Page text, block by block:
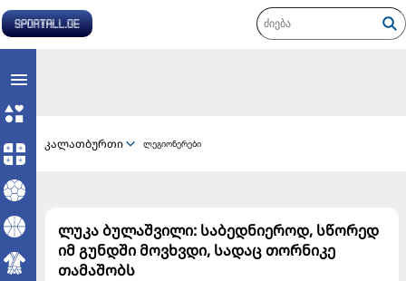
კალათბურთი ლეგიონერები
ლუკა ბულაშვილი: საბედნიეროდ, სწორედ
იმ გუნდში მოვხვდი, სადაც თორნიკე
თამაშობს